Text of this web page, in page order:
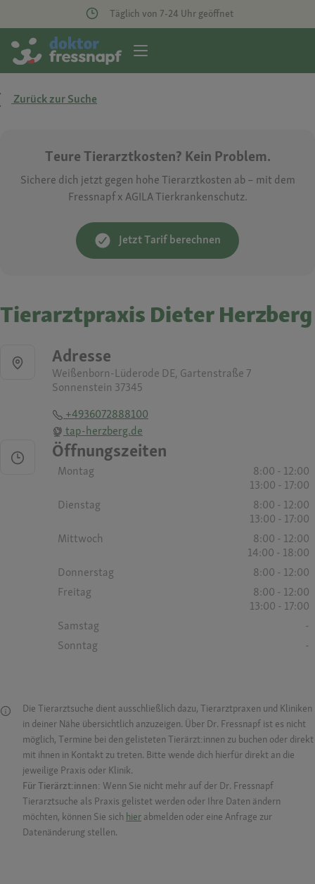
Täglich von 7-24 Uhr geöffnet
Zurück zur Suche
Teure Tierarztkosten? Kein Problem.
Sichere dich jetzt gegen hohe Tierarztkosten ab – mit dem
Fressnapf x AGILA Tierkrankenschutz.
Jetzt Tarif berechnen
Tierarztpraxis Dieter Herzberg
Adresse
Weißenborn-Lüderode DE, Gartenstraße 7
Sonnenstein 37345
+4936072888100
tap-herzberg.de
Öffnungszeiten
Montag
8:00 - 12:00
13:00 - 17:00
Dienstag
8:00 - 12:00
13:00 - 17:00
Mittwoch
8:00 - 12:00
14:00 - 18:00
Donnerstag
8:00 - 12:00
Freitag
8:00 - 12:00
13:00 - 17:00
Samstag
-
Sonntag
-
Die Tierarztsuche dient ausschließlich dazu, Tierarztpraxen und Kliniken
in deiner Nähe übersichtlich anzuzeigen. Über Dr. Fressnapf ist es nicht
möglich, Termine bei den gelisteten Tierärzt:innen zu buchen oder direkt
mit ihnen in Kontakt zu treten. Bitte wende dich hierfür direkt an die
jeweilige Praxis oder Klinik.
Für Tierärzt:innen: Wenn Sie nicht mehr auf der Dr. Fressnapf
Tierarztsuche als Praxis gelistet werden oder Ihre Daten ändern
möchten, können Sie sich hier abmelden oder eine Anfrage zur
Datenänderung stellen.